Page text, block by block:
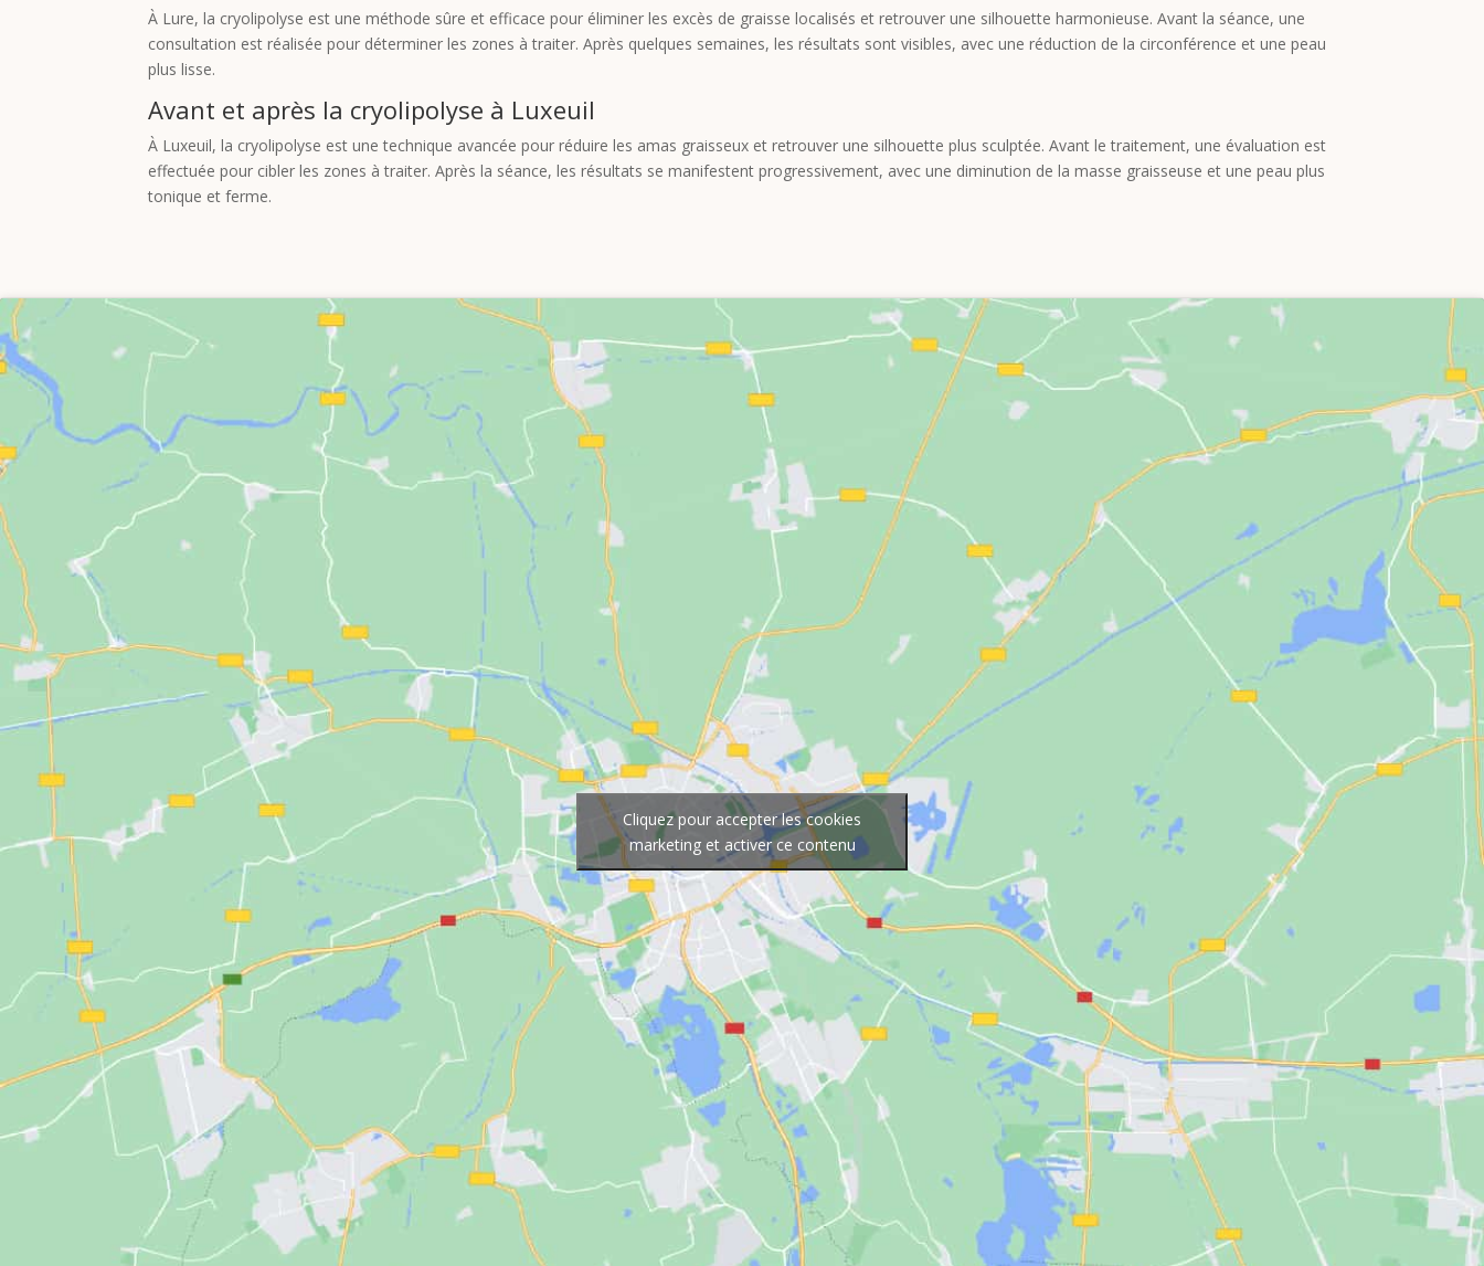
À Lure, la cryolipolyse est une méthode sûre et efficace pour éliminer les excès de graisse localisés et retrouver une silhouette harmonieuse. Avant la séance, une
consultation est réalisée pour déterminer les zones à traiter. Après quelques semaines, les résultats sont visibles, avec une réduction de la circonférence et une peau
plus lisse.
Avant et après la cryolipolyse à Luxeuil
À Luxeuil, la cryolipolyse est une technique avancée pour réduire les amas graisseux et retrouver une silhouette plus sculptée. Avant le traitement, une évaluation est
effectuée pour cibler les zones à traiter. Après la séance, les résultats se manifestent progressivement, avec une diminution de la masse graisseuse et une peau plus
tonique et ferme.
Cliquez pour accepter les cookies
marketing et activer ce contenu